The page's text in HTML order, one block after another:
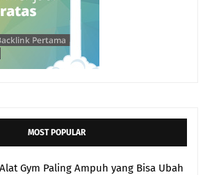
MOST POPULAR
Gym Paling Ampuh yang Bisa Ubah